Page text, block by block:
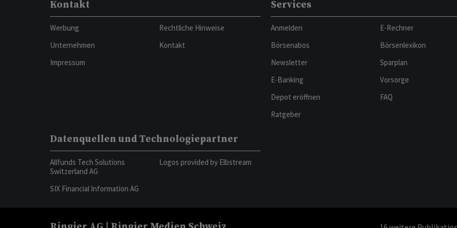
Kontakt
Werbung
Unternehmen
Impressum
Rechtliche Hinweise
Kontakt
Services
Anmelden
Börsenabos
Newsletter
E-Banking
Depot eröffnen
Ratgeber
E-Rechner
Börsenlexikon
Sparplan
Vorsorge
FAQ
Datenquellen und Technologiepartner
Allfunds Tech Solutions
Switzerland AG
SIX Financial Information AG
Logos provided by Elbstream